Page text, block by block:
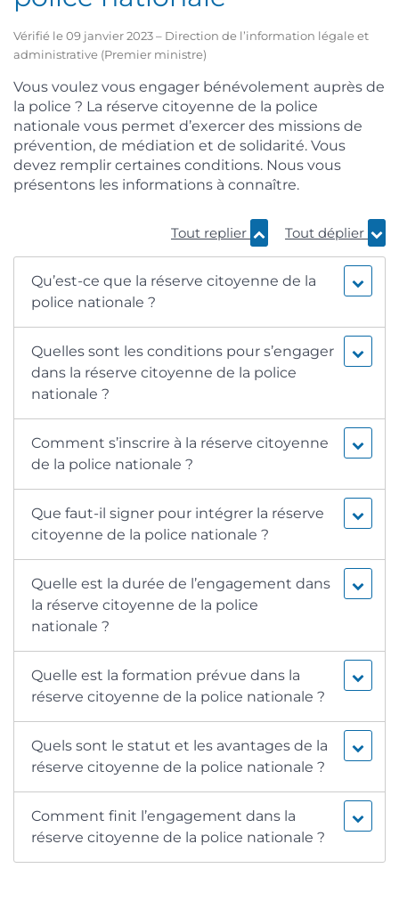
Vérifié le 09 janvier 2023 – Direction de l’information légale et
administrative (Premier ministre)
Vous voulez vous engager bénévolement auprès de
la police ? La réserve citoyenne de la police
nationale vous permet d’exercer des missions de
prévention, de médiation et de solidarité. Vous
devez remplir certaines conditions. Nous vous
présentons les informations à connaître.
Tout replier Tout déplier
Qu’est-ce que la réserve citoyenne de la
police nationale ?
Quelles sont les conditions pour s’engager
dans la réserve citoyenne de la police
nationale ?
Comment s’inscrire à la réserve citoyenne
de la police nationale ?
Que faut-il signer pour intégrer la réserve
citoyenne de la police nationale ?
Quelle est la durée de l’engagement dans
la réserve citoyenne de la police
nationale ?
Quelle est la formation prévue dans la
réserve citoyenne de la police nationale ?
Quels sont le statut et les avantages de la
réserve citoyenne de la police nationale ?
Comment finit l’engagement dans la
réserve citoyenne de la police nationale ?